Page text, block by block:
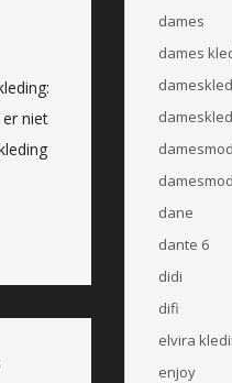
niet
dames
dames
dane
dante 6
didi
difi
elvira
enjoy